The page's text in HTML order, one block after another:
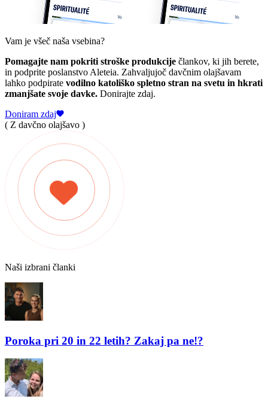
Vam je všeč naša vsebina?
Pomagajte nam pokriti stroške produkcije člankov, ki jih berete,
in podprite poslanstvo Aleteia. Zahvaljujoč davčnim olajšavam
lahko podpirate vodilno katoliško spletno stran na svetu in hkrati
zmanjšate svoje davke. Donirajte zdaj.
Doniram zdaj
( Z davčno olajšavo )
Naši izbrani članki
Poroka pri 20 in 22 letih? Zakaj pa ne!?